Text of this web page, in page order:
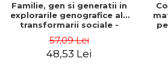
Familie, gen si generatii in
explorarile genografice ale
transformarii sociale -
57,09 Lei
48,53 Lei